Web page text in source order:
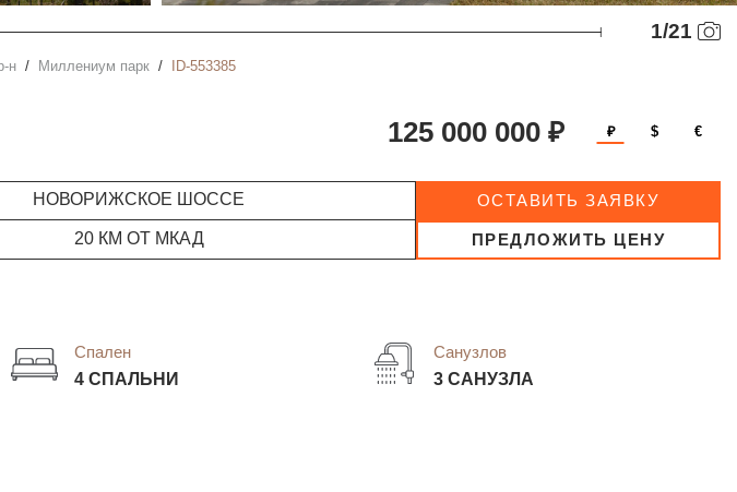
1/21
н Миллениум парк ID-553385
125 000 000 ₽ ₽ $ €
НОВОРИЖСКОЕ ШОССЕ
20 КМ ОТ МКАД
ОСТАВИТЬ ЗАЯВКУ
ПРЕДЛОЖИТЬ ЦЕНУ
Спален
4 СПАЛЬНИ
Санузлов
3 САНУЗЛА